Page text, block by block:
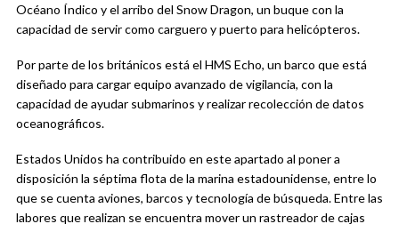
Océano Índico y el arribo del Snow Dragon, un buque con la
capacidad de servir como carguero y puerto para helicópteros.
Por parte de los británicos está el HMS Echo, un barco que está
diseñado para cargar equipo avanzado de vigilancia, con la
capacidad de ayudar submarinos y realizar recolección de datos
oceanográficos.
Estados Unidos ha contribuido en este apartado al poner a
disposición la séptima flota de la marina estadounidense, entre lo
que se cuenta aviones, barcos y tecnología de búsqueda. Entre las
labores que realizan se encuentra mover un rastreador de cajas